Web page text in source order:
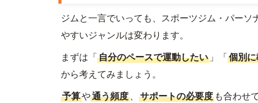
ジムと一言でいっても、スポーツジム・パー
やすいジャンルは変わります。
まずは「自分のペースで運動したい 」「個別
から考えてみましょう。
予算や通う頻度 、 サポートの必要度 も合わせ